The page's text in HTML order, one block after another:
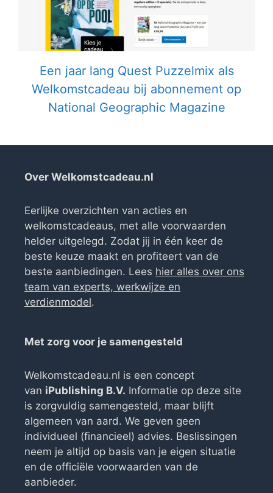
Een jaar lang Quest Puzzelmix als
Welkomstcadeau bij abonnement op
National Geographic Magazine
Over Welkomstcadeau.nl
Eerlijke overzichten van acties en
welkomstcadeaus, met alle voorwaarden
helder uitgelegd. Zodat jij in één keer de
beste keuze maakt en profiteert van de
beste aanbiedingen. Lees hier alles over ons
team van experts, werkwijze en
verdienmodel.
Met zorg voor je samengesteld
Welkomstcadeau.nl is een concept
van iPublishing B.V. Informatie op deze site
is zorgvuldig samengesteld, maar blijft
algemeen van aard. We geven geen
individueel (financieel) advies. Beslissingen
neem je altijd op basis van je eigen situatie
en de officiële voorwaarden van de
aanbieder.